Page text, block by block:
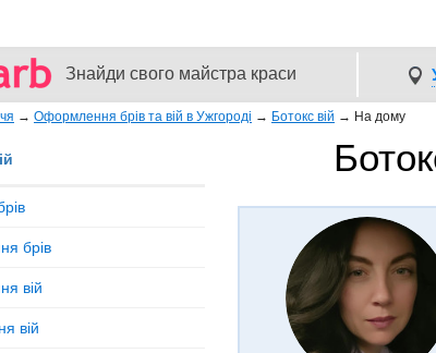
Знайди свого майстра краси
→ Оформлення брів та вій в Ужгороді → Ботокс вій → На дому
брів
вій
вій